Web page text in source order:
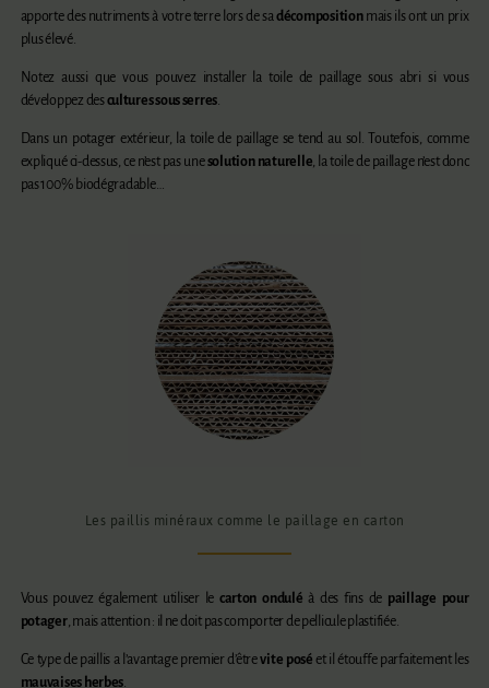
apporte des nutriments à votre terre lors de sadécompositionmais ils ont un prix
plus élevé.
Notez aussi que vous pouvez installer la toile de paillage sous abri si vous
développez descultures sous serres.
Dans un potager extérieur, la toile de paillage se tend au sol. Toutefois, comme
expliqué ci-dessus, ce n’est pas unesolution naturelle, la toile de paillage n’est donc
pas 100% biodégradable…
Les paillis minéraux comme le paillage en carton
Vous pouvez également utiliser le carton ondulé à des fins de paillage pour
potager, mais attention : il ne doit pas comporter de pellicule plastifiée.
Ce type de paillis a l’avantage premier d’êtrevite posé et il étouffe parfaitement les
mauvaises herbes.